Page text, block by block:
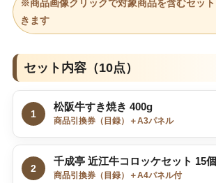
※商品画像クリックで対象商品を含むセッ
きます
セット内容（10点）
1
松阪牛すき焼き 400g
商品引換券（目録）＋A3パネル
2
千成亭 近江牛コロッケセット 15個
商品引換券（目録）＋A4パネル付